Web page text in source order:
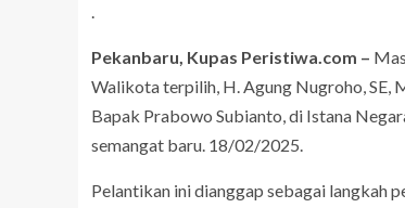
.
Pekanbaru, Kupas Peristiwa.com –
Walikota terpilih, H. Agung Nugroho, SE,
Bapak Prabowo Subianto, di Istana
semangat baru. 18/02/2025.
Pelantikan ini dianggap sebagai langkah